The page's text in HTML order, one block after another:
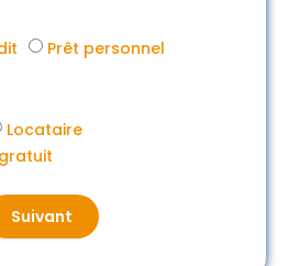
Prêt personnel
Locataire
Suivant